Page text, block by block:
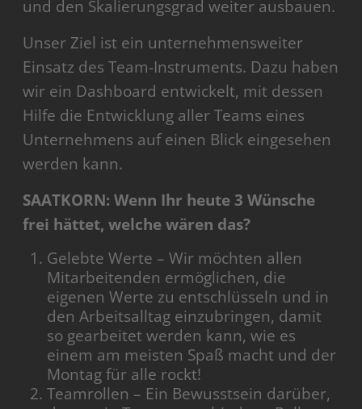
und den Skalierungsgrad weiter ausbauen.
Unser Ziel ist ein unternehmensweiter
Einsatz des Team-Instruments. Dazu haben
wir ein Dashboard entwickelt, mit dessen
Hilfe die Entwicklung aller Teams eines
Unternehmens auf einen Blick eingesehen
werden kann.
SAATKORN: Wenn Ihr heute 3 Wünsche
frei hättet, welche wären das?
Gelebte Werte – Wir möchten allen
Mitarbeitenden ermöglichen, die
eigenen Werte zu entschlüsseln und in
den Arbeitsalltag einzubringen, damit
so gearbeitet werden kann, wie es
einem am meisten Spaß macht und der
Montag für alle rockt!
Teamrollen – Ein Bewusstsein darüber,